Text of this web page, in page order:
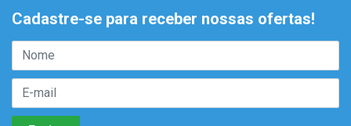
Cadastre-se para receber nossas ofertas!